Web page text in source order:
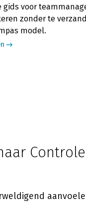
gids voor
zonder te
model.